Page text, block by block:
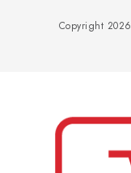
Copyright 2026